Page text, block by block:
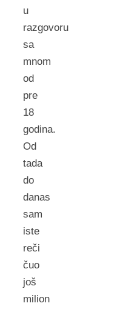
u
razgovoru
sa
mnom
od
pre
18
godina.
Od
tada
do
danas
sam
iste
reči
čuo
još
milion